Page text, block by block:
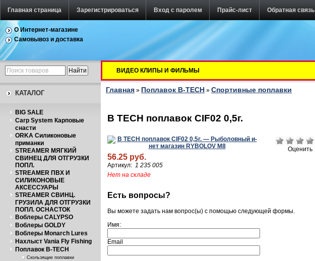
Главная страница Зарегистрироваться Вход с паролем Прайс-лист Обратная связь
О Интернет-магазине
Самовывоз и доставка
КАТАЛОГ
BIG SALE
Carp System Карповые
снасти
ORKA Силиконовые
приманки
STREAMER МЯГКИЙ
СВИНЕЦ ДЛЯ ОТГРУЗКИ
ПОПЛ.
STREAMER ПВХ И
СИЛИКОНОВЫЕ
АКСЕССУАРЫ
STREAMER СВИНЦ.
ГРУЗИЛА ДЛЯ ОТГРУЗКИ
ПОПЛ. ОСНАСТОК
Воблеры CALYPSO
Воблеры GOLDY
Воблеры Monarch Lures
Нахлыст Vania Fly Fishing
Поплавок B-TECH
Скользящие поплавки
ВИДЕО КЛИПЫ И ФИЛЬМЫ
Главная » Поплавок B-TECH » Спортивные поплавки
B TECH поплавок CIF02 0,5г.
Оценить
56.25 руб.
Артикул: 1 235 005
Нет на складе
Есть вопросы?
Вы можете задать нам вопрос(ы) с помощью следующей формы.
Имя:
Email